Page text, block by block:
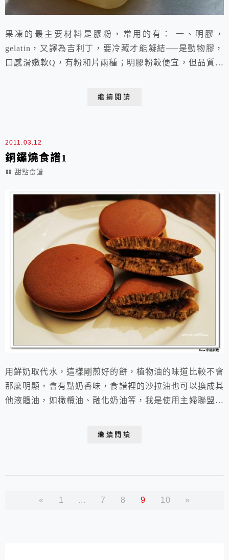
果凍的最主要材料是膠粉，常用的有： 一、明膠，
gelatin，又譯為吉利丁，要冷藏才能凝結──是動物膠，
口感滑嫩軟Q，有粉和片兩種；明膠粉較便宜，但品質不
繼續閱讀
2011.03.12
銅鑼燒食譜1
甜點食譜
用鮮奶取代水，這樣剛煎好的餅，植物油的味道比較不會
那麼明顯，會有點奶香味，食譜裡的沙拉油也可以換成其
他液體油，如橄欖油、融化奶油等，我是使用主婦聯盟的
繼續閱讀
« 1 ... 7 8 9 10 »